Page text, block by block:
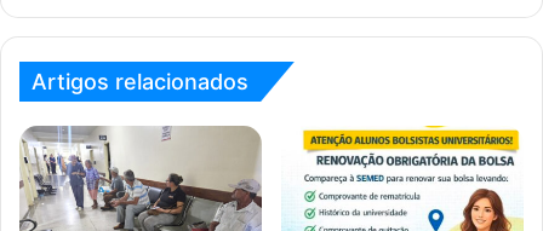
Artigos relacionados